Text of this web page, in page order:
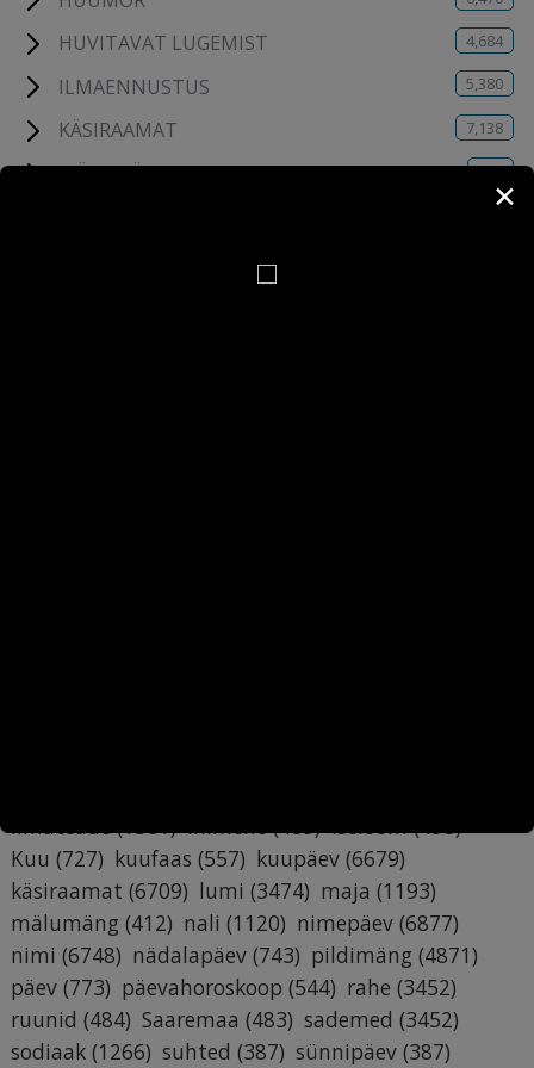
HUVITAVAT LUGEMIST 4,684
ILMAENNUSTUS 5,380
KÄSIRAAMAT 7,138
MÄLUMÄNGUD 412
ilmateade (1561) inimene (489) iseloom (498)
Kuu (727) kuufaas (557) kuupäev (6679)
käsiraamat (6709) lumi (3474) maja (1193)
mälumäng (412) nali (1120) nimepäev (6877)
nimi (6748) nädalapäev (743) pildimäng (4871)
päev (773) päevahoroskoop (544) rahe (3452)
ruunid (484) Saaremaa (483) sademed (3452)
sodiaak (1266) suhted (387) sünnipäev (387)
✕